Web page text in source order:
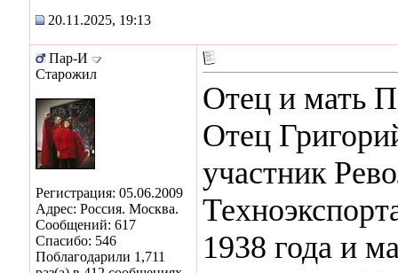
20.11.2025, 19:13
Пар-И
Старожил
Регистрация: 05.06.2009
Адрес: Россия. Москва.
Сообщений: 617
Спасибо: 546
Поблагодарили 1,711
Отец и мать
Отец
участник
1938 года и